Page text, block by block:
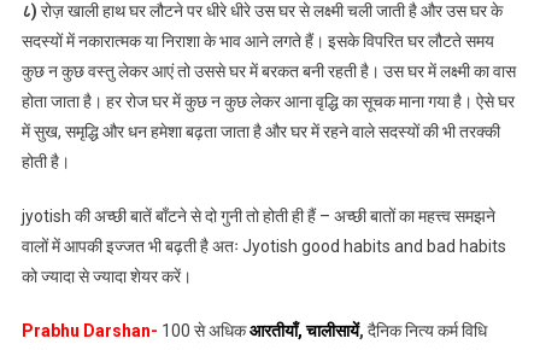
८) रोज़ खाली हाथ घर लौटने पर धीरे धीरे उस घर से लक्ष्मी चली जाती है और उस घर के
सदस्यों में नकारात्मक या निराशा के भाव आने लगते हैं। इसके विपरित घर लौटते समय
कुछ न कुछ वस्तु लेकर आएं तो उससे घर में बरकत बनी रहती है। उस घर में लक्ष्मी का वास
होता जाता है। हर रोज घर में कुछ न कुछ लेकर आना वृद्धि का सूचक माना गया है। ऐसे घर
में सुख, समृद्धि और धन हमेशा बढ़ता जाता है और घर में रहने वाले सदस्यों की भी तरक्की
होती है।
jyotish की अच्छी बातें बाँटने से दो गुनी तो होती ही हैं – अच्छी बातों का महत्त्व समझने
वालों में आपकी इज्जत भी बढ़ती है अतः Jyotish good habits and bad habits
को ज्यादा से ज्यादा शेयर करें।
Prabhu Darshan- 100 से अधिकआरतीयाँ,चालीसायें, दैनिक नित्य कर्म विधि